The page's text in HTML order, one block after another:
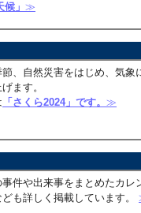
」 ≫
、自然災害をはじめ、気象
ます。
「さくら2024」です。 ≫
件や出来事をまとめたカレ
も詳しく掲載しています。